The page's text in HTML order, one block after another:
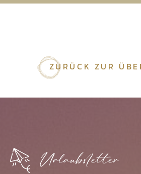
ZURÜCK ZUR
Urlaubsletter